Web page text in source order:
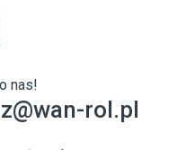
nas!
rol.pl